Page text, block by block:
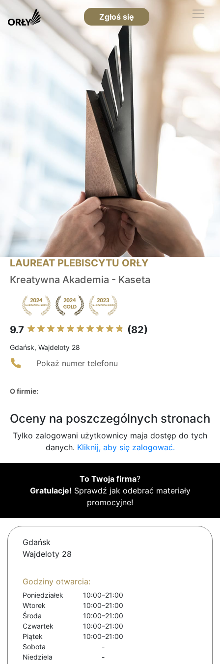
Zgłoś się
LAUREAT PLEBISCYTU ORŁY
Kreatywna Akademia - Kaseta
9.7 (82)
Gdańsk, Wajdeloty 28
Pokaż numer telefonu
O firmie:
Oceny na poszczególnych stronach
Tylko zalogowani użytkownicy maja dostęp do tych
danych. Kliknij, aby się zalogować.
To Twoja firma?
Gratulacje! Sprawdź jak odebrać materiały
promocyjne!
Gdańsk
Wajdeloty 28
Godziny otwarcia:
Poniedziałek
10:00–21:00
Wtorek
10:00–21:00
Środa
10:00–21:00
Czwartek
10:00–21:00
Piątek
10:00–21:00
Sobota
-
Niedziela
-